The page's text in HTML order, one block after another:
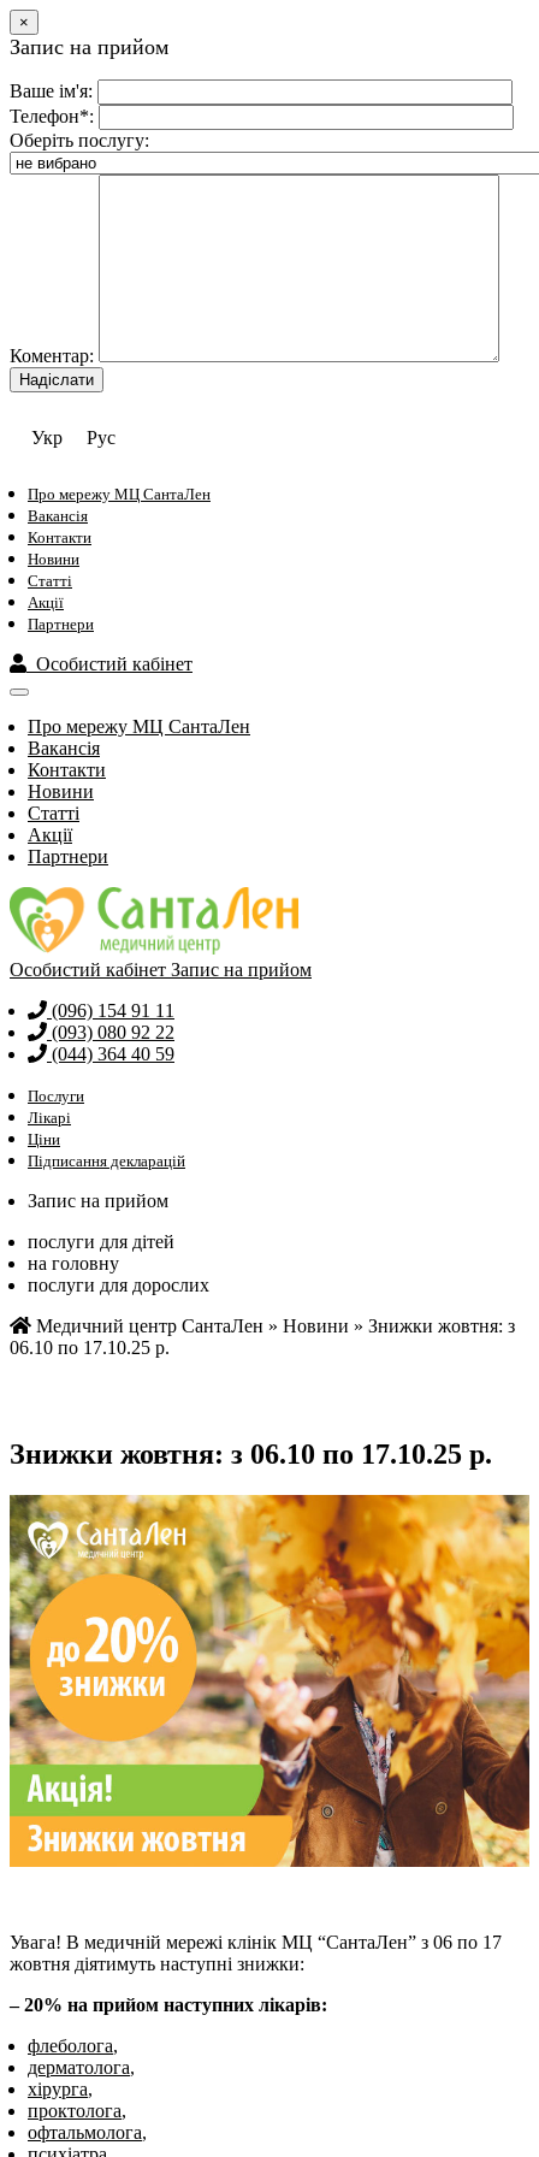
×
Запис на прийом
Ваше ім'я:
Телефон*:
Оберіть послугу:
Коментар:
Укр Рус
Про мережу МЦ СантаЛен
Вакансія
Контакти
Новини
Статті
Акції
Партнери
Особистий кабінет
Про мережу МЦ СантаЛен
Вакансія
Контакти
Новини
Статті
Акції
Партнери
Особистий кабінет Запис на прийом
(096) 154 91 11
(093) 080 92 22
(044) 364 40 59
Послуги
Лікарі
Ціни
Підписання декларацій
Запис на прийом
послуги для дітей
на головну
послуги для дорослих
Медичний центр СантаЛен » Новини » Знижки жовтня: з
06.10 по 17.10.25 р.
Знижки жовтня: з 06.10 по 17.10.25 р.
Увага! В медичній мережі клінік МЦ “СантаЛен” з 06 по 17
жовтня діятимуть наступні знижки:
– 20% на прийом наступних лікарів:
флеболога,
дерматолога,
хірурга,
проктолога,
офтальмолога,